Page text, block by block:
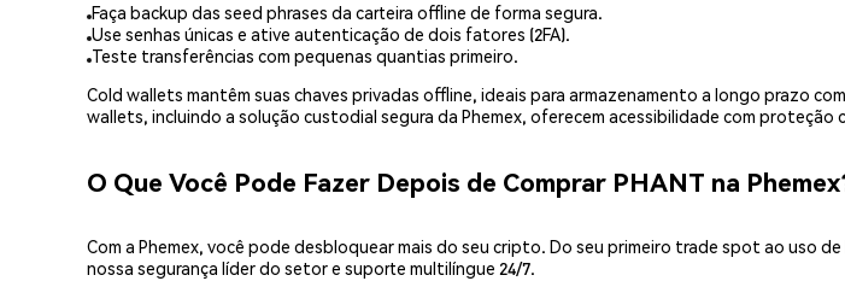
Faça backup das seed phrases da carteira offline de forma segura.
Use senhas únicas e ative autenticação de dois fatores (2FA).
Teste transferências com pequenas quantias primeiro.
Cold wallets mantêm suas chaves privadas offline, ideais para armazenamento a longo prazo
wallets, incluindo a solução custodial segura da Phemex, oferecem acessibilidade com
O Que Você Pode Fazer Depois de Comprar PHANT na
Com a Phemex, você pode desbloquear mais do seu cripto. Do seu primeiro trade spot ao
nossa segurança líder do setor e suporte multilíngue 24/7.